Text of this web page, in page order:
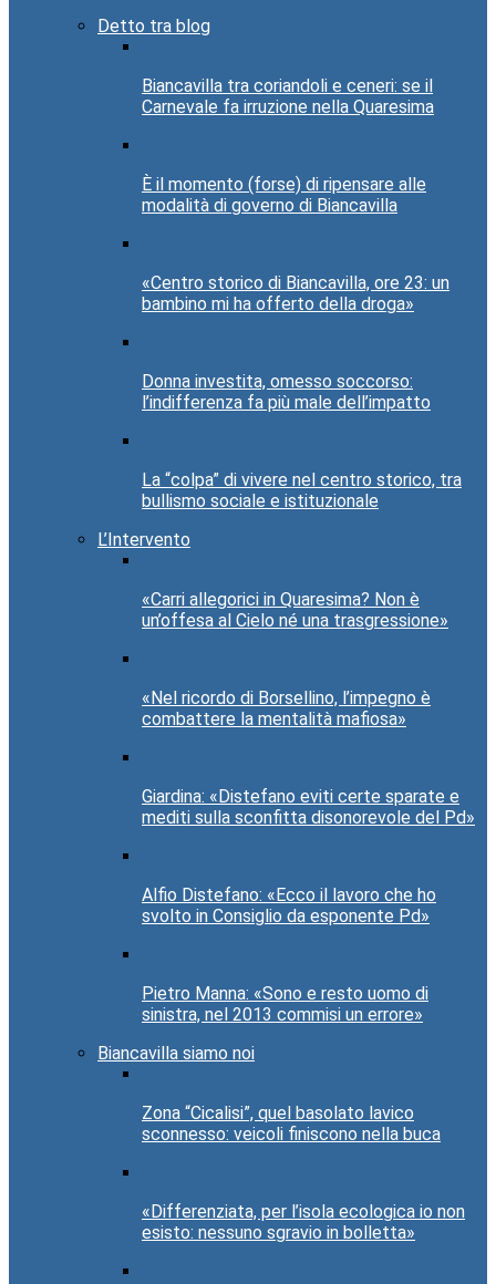
Detto tra blog
Biancavilla tra coriandoli e ceneri: se il
Carnevale fa irruzione nella Quaresima
È il momento (forse) di ripensare alle
modalità di governo di Biancavilla
«Centro storico di Biancavilla, ore 23: un
bambino mi ha offerto della droga»
Donna investita, omesso soccorso:
l’indifferenza fa più male dell’impatto
La “colpa” di vivere nel centro storico, tra
bullismo sociale e istituzionale
L’Intervento
«Carri allegorici in Quaresima? Non è
un’offesa al Cielo né una trasgressione»
«Nel ricordo di Borsellino, l’impegno è
combattere la mentalità mafiosa»
Giardina: «Distefano eviti certe sparate e
mediti sulla sconfitta disonorevole del Pd»
Alfio Distefano: «Ecco il lavoro che ho
svolto in Consiglio da esponente Pd»
Pietro Manna: «Sono e resto uomo di
sinistra, nel 2013 commisi un errore»
Biancavilla siamo noi
Zona “Cicalisi”, quel basolato lavico
sconnesso: veicoli finiscono nella buca
«Differenziata, per l’isola ecologica io non
esisto: nessuno sgravio in bolletta»